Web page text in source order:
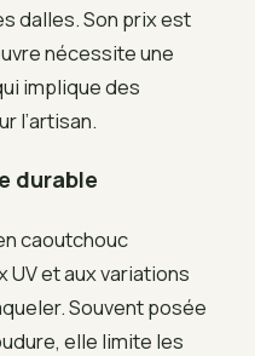
dalles. Son prix est
nécessite une
implique des
l’artisan.
durable
caoutchouc
et aux variations
Souvent posée
elle limite les